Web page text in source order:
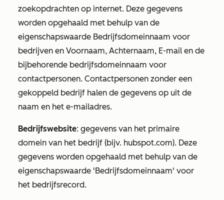
zoekopdrachten op internet. Deze gegevens
worden opgehaald met behulp van de
eigenschapswaarde Bedrijfsdomeinnaam voor
bedrijven en Voornaam, Achternaam, E-mail en de
bijbehorende bedrijfsdomeinnaam voor
contactpersonen. Contactpersonen zonder een
gekoppeld bedrijf halen de gegevens op uit de
naam en het e-mailadres.
Bedrijfswebsite: gegevens van het primaire
domein van het bedrijf (bijv. hubspot.com). Deze
gegevens worden opgehaald met behulp van de
eigenschapswaarde 'Bedrijfsdomeinnaam' voor
het bedrijfsrecord.